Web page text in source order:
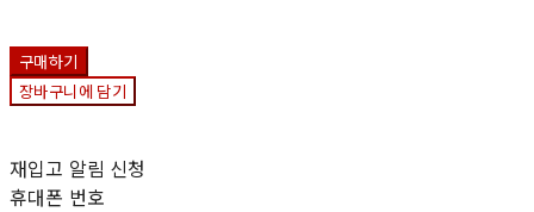
구매하기
장바구니에 담기
재입고 알림 신청
휴대폰 번호